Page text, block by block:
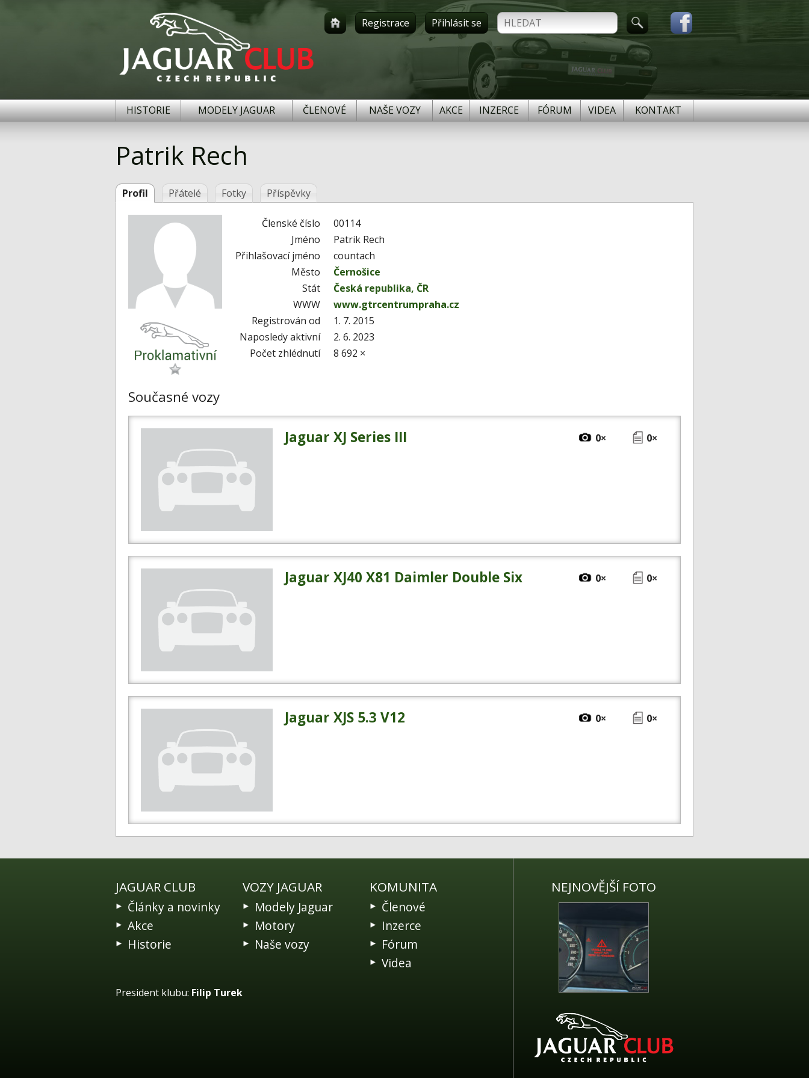
Registrace Přihlásit se
HISTORIE MODELY JAGUAR ČLENOVÉ NAŠE VOZY AKCE INZERCE FÓRUM VIDEA KONTAKT
Patrik Rech
Profil Přátelé Fotky Příspěvky
Členské číslo
00114
Jméno
Patrik Rech
Přihlašovací jméno
countach
Město
Černošice
Stát
Česká republika, ČR
WWW
www.gtrcentrumpraha.cz
Registrován od
1. 7. 2015
Naposledy aktivní
2. 6. 2023
Počet zhlédnutí
8 692 ×
Současné vozy
Jaguar XJ Series III 0× 0×
Jaguar XJ40 X81 Daimler Double Six 0× 0×
Jaguar XJS 5.3 V12 0× 0×
JAGUAR CLUB
Články a novinky
Akce
Historie
VOZY JAGUAR
Modely Jaguar
Motory
Naše vozy
KOMUNITA
Členové
Inzerce
Fórum
Videa
President klubu: Filip Turek
NEJNOVĚJŠÍ FOTO